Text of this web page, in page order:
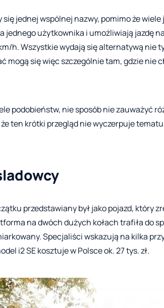
się jednej wspólnej nazwy, pomimo że
jednego użytkownika i umożliwiają jazdę
h. Wszystkie wydają się alternatywą nie
mogą się więc szczególnie tam, gdzie nie
podobieństw, nie sposób nie zauważyć
ten krótki przegląd nie wyczerpuje
przedstawiany był jako pojazd, który
na dwóch dużych kołach trafiła do
Specjaliści wskazują na kilka
i2 SE kosztuje w Polsce ok. 27 tys. zł.